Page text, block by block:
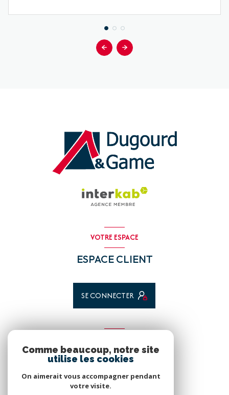
VOTRE ESPACE
ESPACE CLIENT
SE CONNECTER
Nous adhérons
Comme beaucoup, notre site
utilise les cookies
On aimerait vous accompagner pendant
votre visite.